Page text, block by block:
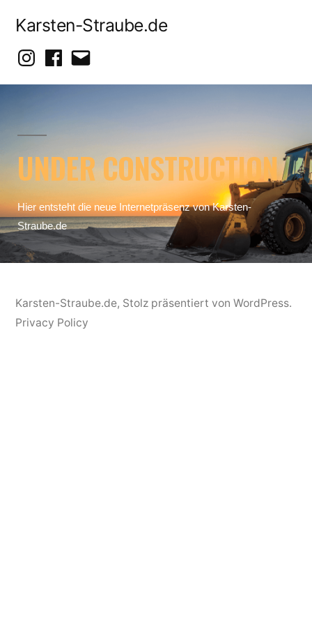
Karsten-Straube.de
UNDER CONSTRUCTION
Hier entsteht die neue Internetpräsenz von Karsten-
Straube.de
Karsten-Straube.de, Stolz präsentiert von WordPress.
Privacy Policy